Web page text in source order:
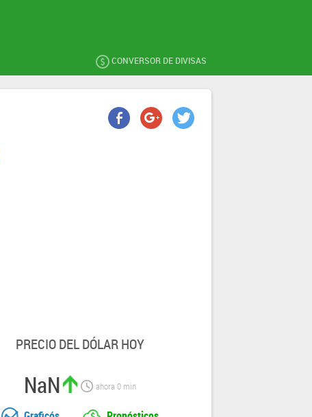
CONVERSOR DE DIVISAS
PRECIO DEL DÓLAR HOY
NaN ahora0 min